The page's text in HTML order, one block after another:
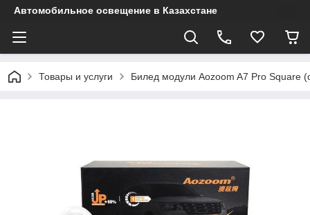
Автомобильное освещение в Казахстане
Товары и услуги Билед модули Aozoom A7 Pro Square